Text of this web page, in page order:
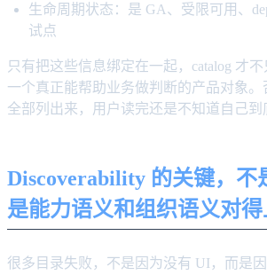
生命周期状态：是 GA、受限可用、
试点
只有把这些信息绑定在一起，catalog 才
一个真正能帮助业务做判断的产品对象
全部列出来，用户读完还是不知道自己到
Discoverability 的关键，不
是能力语义和组织语义对得
很多目录失败，不是因为没有 UI，而是